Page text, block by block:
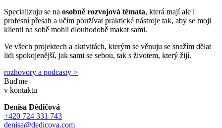
Specializuju se na osobně rozvojová témata, která mají ale i
profesní přesah a učím používat praktické nástroje tak, aby se moji
klienti na sobě mohli dlouhodobě makat sami.
Ve všech projektech a aktivitách, kterým se věnuju se snažím dělat
lidi spokojenější, jak sami se sebou, tak s životem, který žijí.
rozhovory a podcasty >
Buďme
v kontaktu
Denisa Dědičová
+420 724 331 743
denisa@dedicova.com